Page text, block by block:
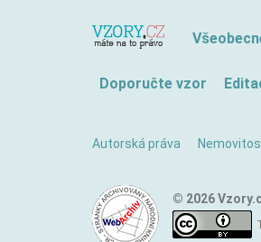
Doporučte vzor
Autorská práva
© 2026